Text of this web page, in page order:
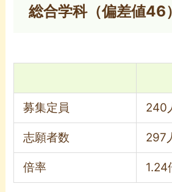
総合学科（偏差値46）
募集定員 240
志願者数 297
倍率 1.24